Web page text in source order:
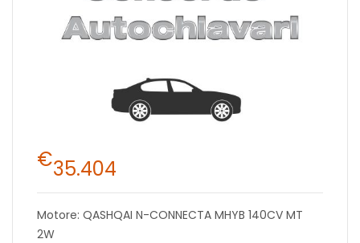
€35.404
Motore: QASHQAI N-CONNECTA MHYB 140CV MT
2W